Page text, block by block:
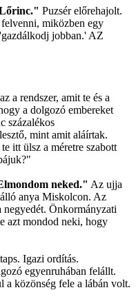
Puzsér előrehajolt.
miközben egy
jobban.' AZ
a rendszer, amit te és a
a dolgozó embereket
százalékos
mint amit aláírtak.
itt ülsz a méretre szabott
neked." Az ujja
anya Miskolcon. Az
negyedét. Önkormányzati
azt mondod neki, hogy
Igazi ordítás.
egyenruhában felállt.
a közönség fele a lábán volt.